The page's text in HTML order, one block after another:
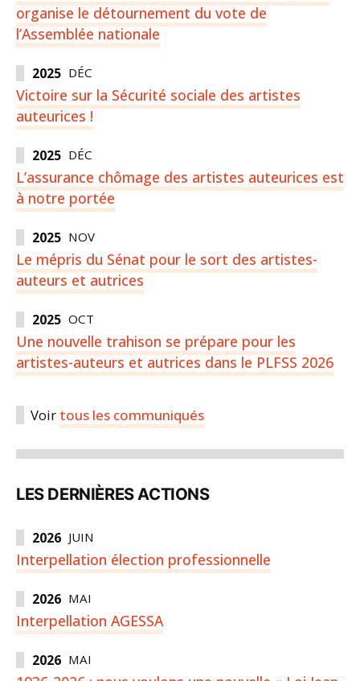
organise le détournement du vote de
l’Assemblée nationale
DÉC
2025
Victoire sur la Sécurité sociale des artistes
auteurices !
DÉC
2025
L’assurance chômage des artistes auteurices est
à notre portée
NOV
2025
Le mépris du Sénat pour le sort des artistes-
auteurs et autrices
OCT
2025
Une nouvelle trahison se prépare pour les
artistes-auteurs et autrices dans le PLFSS 2026
Voir tous les communiqués
LES DERNIÈRES ACTIONS
JUIN
2026
Interpellation élection professionnelle
MAI
2026
Interpellation AGESSA
MAI
2026